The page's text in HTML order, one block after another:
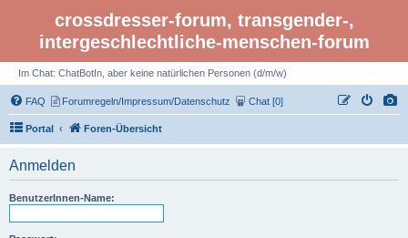
crossdresser-forum, transgender-,
intergeschlechtliche-menschen-forum
Im Chat: ChatBotIn, aber keine natürlichen Personen (d/m/w)
FAQ Forumregeln/Impressum/Datenschutz Chat [0]
Portal Foren-Übersicht
Anmelden
BenutzerInnen-Name: